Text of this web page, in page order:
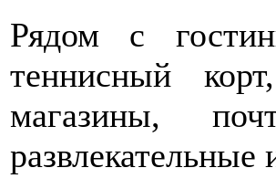
Рядом с
теннисный
магазины,